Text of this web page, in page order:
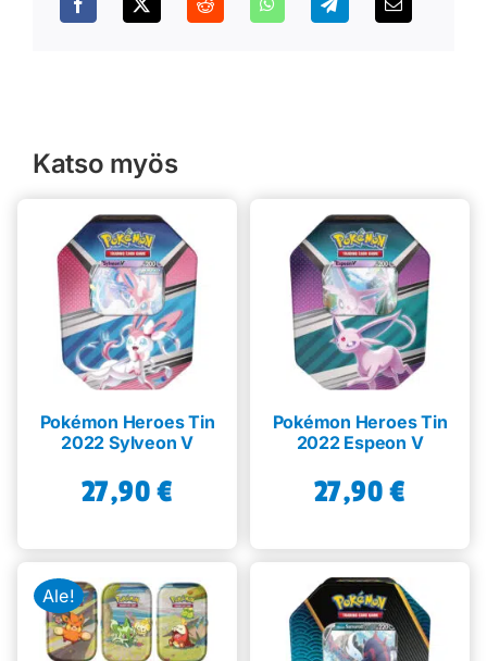
Katso myös
Pokémon Heroes Tin
2022 Sylveon V
27,90€
Pokémon Heroes Tin
2022 Espeon V
27,90€
Ale!